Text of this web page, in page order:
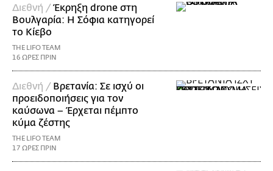
Διεθνή /Έκρηξη drone στη
Βουλγαρία: Η Σόφια κατηγορεί
το Κίεβο
THE LIFO TEAM
16 ΩΡΕΣ ΠΡΙΝ
Διεθνή / Βρετανία: Σε ισχύ οι
προειδοποιήσεις για τον
καύσωνα – Έρχεται πέμπτο
κύμα ζέστης
THE LIFO TEAM
17 ΩΡΕΣ ΠΡΙΝ